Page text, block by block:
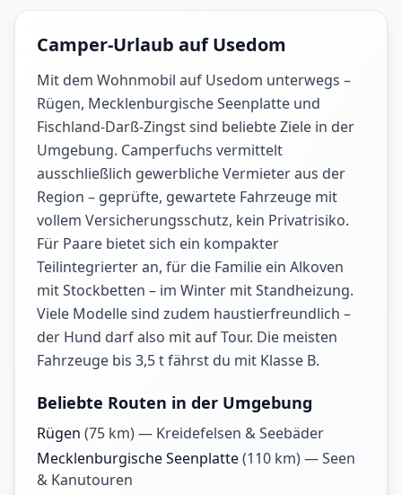
Camper-Urlaub auf Usedom
Mit dem Wohnmobil auf Usedom unterwegs –
Rügen, Mecklenburgische Seenplatte und
Fischland-Darß-Zingst sind beliebte Ziele in der
Umgebung. Camperfuchs vermittelt
ausschließlich gewerbliche Vermieter aus der
Region – geprüfte, gewartete Fahrzeuge mit
vollem Versicherungsschutz, kein Privatrisiko.
Für Paare bietet sich ein kompakter
Teilintegrierter an, für die Familie ein Alkoven
mit Stockbetten – im Winter mit Standheizung.
Viele Modelle sind zudem haustierfreundlich –
der Hund darf also mit auf Tour. Die meisten
Fahrzeuge bis 3,5 t fährst du mit Klasse B.
Beliebte Routen in der Umgebung
Rügen (75 km) — Kreidefelsen & Seebäder
Mecklenburgische Seenplatte(110 km) —Seen
& Kanutouren